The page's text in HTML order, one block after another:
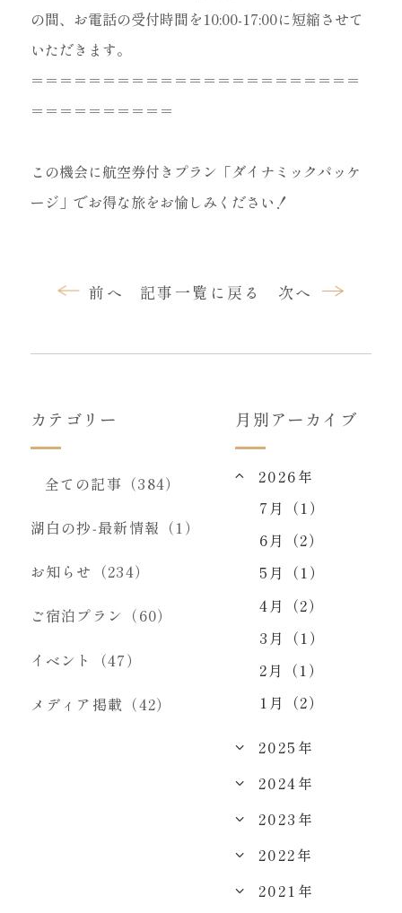
の間、お電話の受付時間を10:00-17:00に短縮させて
いただきます。
＝＝＝＝＝＝＝＝＝＝＝＝＝＝＝＝＝＝＝＝＝＝＝
＝＝＝＝＝＝＝＝＝＝
この機会に航空券付きプラン「ダイナミックパッケ
ージ」でお得な旅をお愉しみください！
前へ 記事一覧に戻る 次へ
カテゴリー
全ての記事（384）
湖白の抄‐最新情報（1）
お知らせ（234）
ご宿泊プラン（60）
イベント（47）
メディア掲載（42）
月別アーカイブ
2026年
7月（1）
6月（2）
5月（1）
4月（2）
3月（1）
2月（1）
1月（2）
2025年
2024年
2023年
2022年
2021年